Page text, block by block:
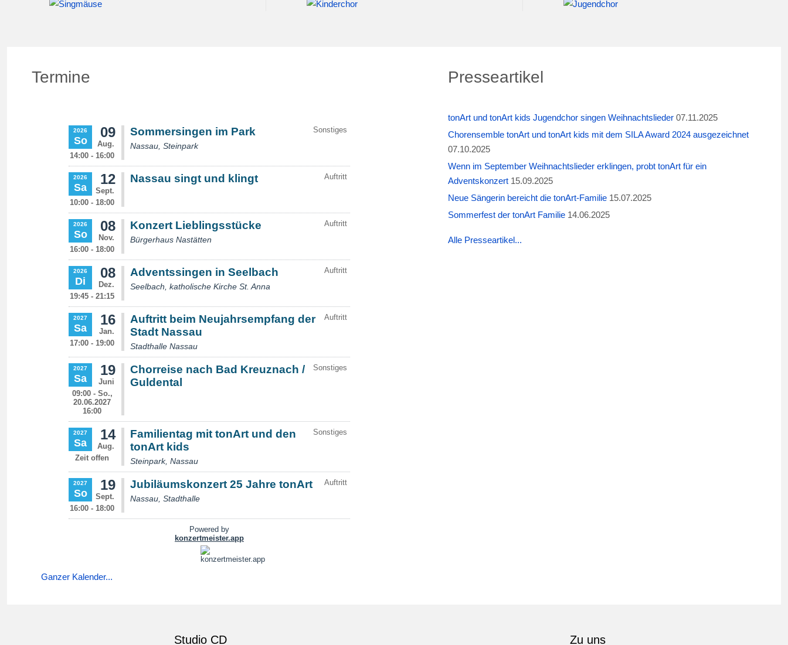
Termine
Ganzer Kalender...
Presseartikel
tonArt und tonArt kids Jugendchor singen Weihnachtslieder 07.11.2025
Chorensemble tonArt und tonArt kids mit dem SILA Award 2024 ausgezeichnet
07.10.2025
Wenn im September Weihnachtslieder erklingen, probt tonArt für ein
Adventskonzert 15.09.2025
Neue Sängerin bereicht die tonArt-Familie 15.07.2025
Sommerfest der tonArt Familie 14.06.2025
Alle Presseartikel...
Studio CD Zu uns